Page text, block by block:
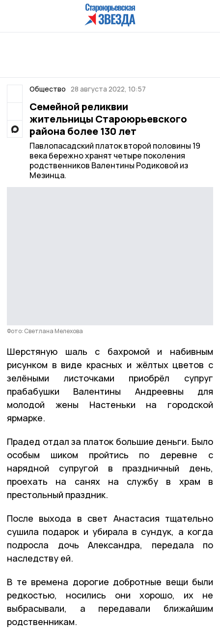
Общество 28 августа 2022, 10:57
Семейной реликвии
жительницы Староюрьевского
района более 130 лет
Павлопасадский платок второй половины 19
века бережно хранят четыре поколения
родственников Валентины Родиковой из
Мезинца.
Фото: Светлана Мелехова
Шерстяную шаль с бахромой и набивным
рисунком в виде красных и жёлтых цветов с
зелёными листочками приобрёл супруг
прабабушки Валентины Андреевны для
молодой жены Настеньки на городской
ярмарке.
Прадед отдал за платок большие деньги. Было
особым шиком пройтись по деревне с
нарядной супругой в праздничный день,
проехать на санях на службу в храм в
престольный праздник.
После выхода в свет Анастасия тщательно
сушила подарок и убирала в сундук, а когда
подросла дочь Александра, передала по
наследству ей.
В те времена дорогие добротные вещи были
редкостью, носились они хорошо, их не
выбрасывали, а передавали ближайшим
родственникам.